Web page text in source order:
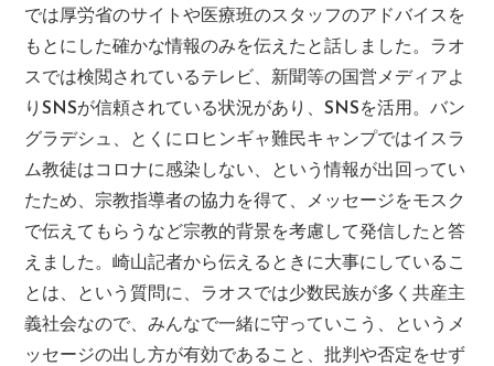
では厚労省のサイトや医療班のスタッフのアドバイスを
もとにした確かな情報のみを伝えたと話しました。ラオ
スでは検閲されているテレビ、新聞等の国営メディアよ
りSNSが信頼されている状況があり、SNSを活用。バン
グラデシュ、とくにロヒンギャ難民キャンプではイスラ
ム教徒はコロナに感染しない、という情報が出回ってい
たため、宗教指導者の協力を得て、メッセージをモスク
で伝えてもらうなど宗教的背景を考慮して発信したと答
えました。崎山記者から伝えるときに大事にしているこ
とは、という質問に、ラオスでは少数民族が多く共産主
義社会なので、みんなで一緒に守っていこう、というメ
ッセージの出し方が有効であること、批判や否定をせず